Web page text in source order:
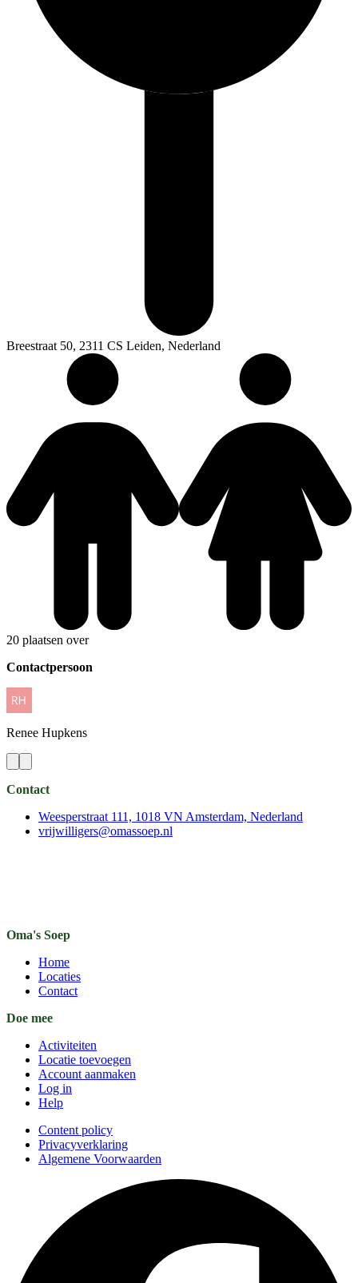
Breestraat 50, 2311 CS Leiden, Nederland
20 plaatsen over
Contactpersoon
Renee Hupkens
Contact
Weesperstraat 111, 1018 VN Amsterdam, Nederland
vrijwilligers@omassoep.nl
Oma's Soep
Home
Locaties
Contact
Doe mee
Activiteiten
Locatie toevoegen
Account aanmaken
Log in
Help
Content policy
Privacyverklaring
Algemene Voorwaarden